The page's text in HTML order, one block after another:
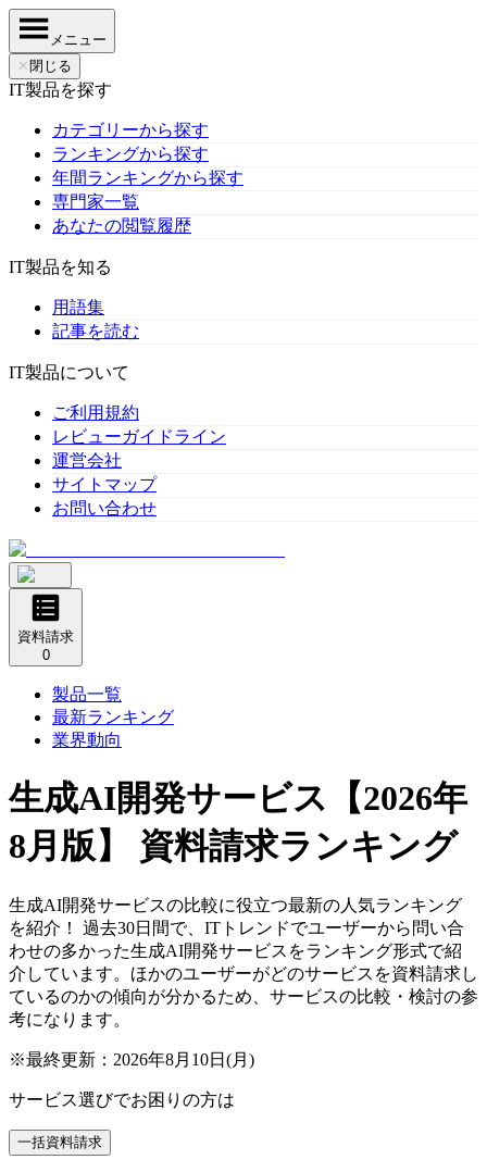
メニュー
✕ 閉じる
IT製品を探す
カテゴリーから探す
ランキングから探す
年間ランキングから探す
専門家一覧
あなたの閲覧履歴
IT製品を知る
用語集
記事を読む
IT製品について
ご利用規約
レビューガイドライン
運営会社
サイトマップ
お問い合わせ
資料請求
0
製品一覧
最新ランキング
業界動向
生成AI開発サービス 【2026年
8月版】 資料請求ランキング
生成AI開発サービスの比較に役立つ最新の人気ランキング
を紹介！ 過去30日間で、ITトレンドでユーザーから問い合
わせの多かった生成AI開発サービスをランキング形式で紹
介しています。ほかのユーザーがどのサービスを資料請求し
ているのかの傾向が分かるため、サービスの比較・検討の参
考になります。
※最終更新： 2026年8月10日(月)
サービス選びでお困りの方は
一括資料請求